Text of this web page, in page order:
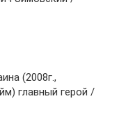
(2008г.,
главный герой /